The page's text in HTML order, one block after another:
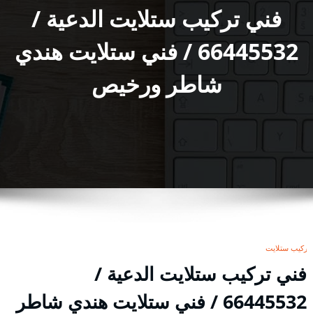
فني تركيب ستلايت الدعية /
66445532 / فني ستلايت هندي
شاطر ورخيص
تركيب ستلايت
فني تركيب ستلايت الدعية /
66445532 / فني ستلايت هندي شاطر